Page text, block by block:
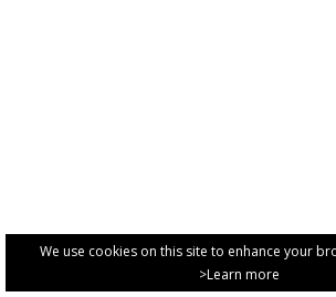
We use cookies on this site to enhance your
>Learn more